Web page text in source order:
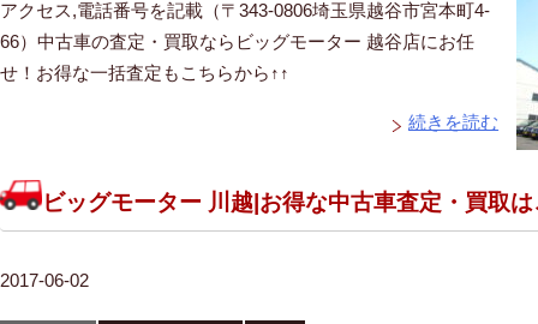
アクセス,電話番号を記載（〒343-0806埼玉県越谷市宮本町4-
66）中古車の査定・買取ならビッグモーター 越谷店にお任
せ！お得な一括査定もこちらから↑↑
続きを読む
ビッグモーター 川越|お得な中古車査定・買取
2017-06-02